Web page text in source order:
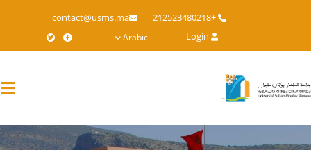
main
+212523480218
contact@usms.ma
Login
Arabic